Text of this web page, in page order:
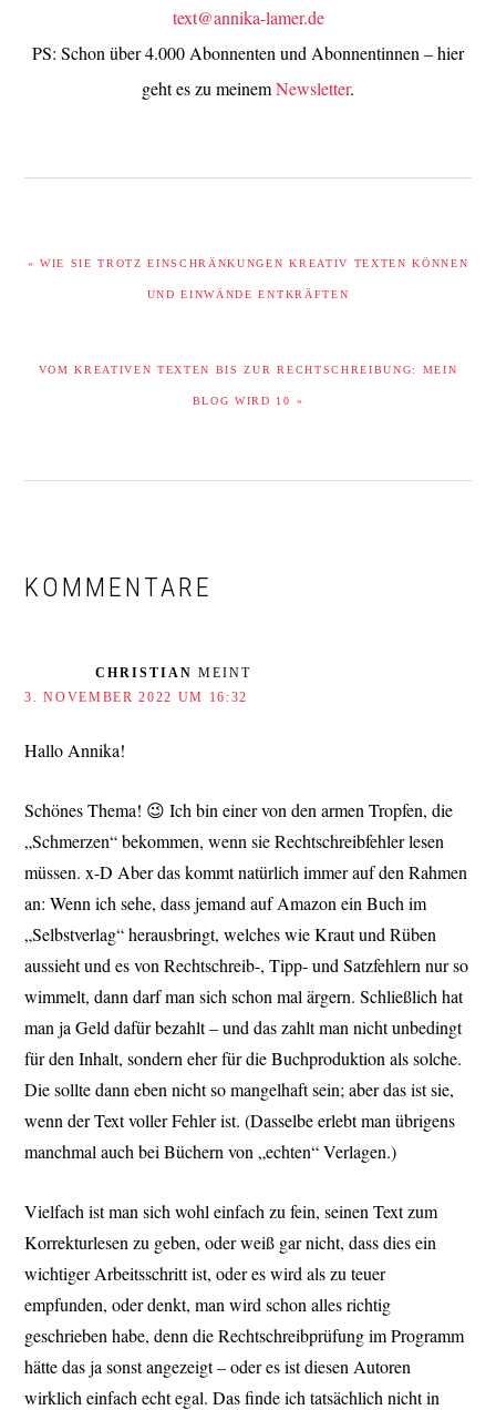
text@annika-lamer.de
PS: Schon über 4.000 Abonnenten und Abonnentinnen – hier
geht es zu meinemNewsletter.
BEITRAG:
« WIE SIE TROTZ EINSCHRÄNKUNGEN KREATIV TEXTEN KÖNNEN
UND EINWÄNDE ENTKRÄFTEN
BEITRAG:
VOM KREATIVEN TEXTEN BIS ZUR RECHTSCHREIBUNG: MEIN
BLOG WIRD 10 »
INTERAKTIONEN
KOMMENTARE
CHRISTIAN MEINT
3. NOVEMBER 2022 UM 16:32
Hallo Annika!
Schönes Thema! 😉 Ich bin einer von den armen Tropfen, die
„Schmerzen“ bekommen, wenn sie Rechtschreibfehler lesen
müssen. x-D Aber das kommt natürlich immer auf den Rahmen
an: Wenn ich sehe, dass jemand auf Amazon ein Buch im
„Selbstverlag“ herausbringt, welches wie Kraut und Rüben
aussieht und es von Rechtschreib-, Tipp- und Satzfehlern nur so
wimmelt, dann darf man sich schon mal ärgern. Schließlich hat
man ja Geld dafür bezahlt – und das zahlt man nicht unbedingt
für den Inhalt, sondern eher für die Buchproduktion als solche.
Die sollte dann eben nicht so mangelhaft sein; aber das ist sie,
wenn der Text voller Fehler ist. (Dasselbe erlebt man übrigens
manchmal auch bei Büchern von „echten“ Verlagen.)
Vielfach ist man sich wohl einfach zu fein, seinen Text zum
Korrekturlesen zu geben, oder weiß gar nicht, dass dies ein
wichtiger Arbeitsschritt ist, oder es wird als zu teuer
empfunden, oder denkt, man wird schon alles richtig
geschrieben habe, denn die Rechtschreibprüfung im Programm
hätte das ja sonst angezeigt – oder es ist diesen Autoren
wirklich einfach echt egal. Das finde ich tatsächlich nicht in